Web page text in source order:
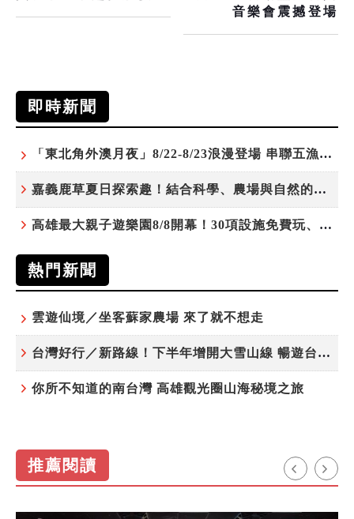
音樂會震撼登場
即時新聞
「東北角外澳月夜」8/22-8/23浪漫登場 串聯五漁村、音樂、市集、火舞與慢旅共度夏夜
嘉義鹿草夏日探索趣！結合科學、農場與自然的親子小旅行
高雄最大親子遊樂園8/8開幕！30項設施免費玩、YOYO家族嗨翻暑假
熱門新聞
雲遊仙境／坐客蘇家農場 來了就不想走
台灣好行／新路線！下半年增開大雪山線 暢遊台中更便利
你所不知道的南台灣 高雄觀光圈山海秘境之旅
推薦閱讀